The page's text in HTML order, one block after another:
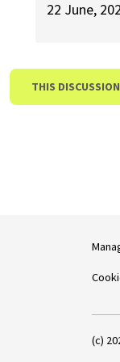
22 June,
THIS
(c)